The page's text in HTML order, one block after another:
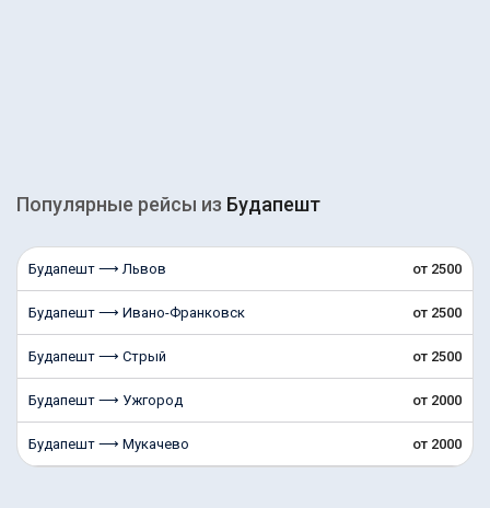
Популярные рейсы из Будапешт
Будапешт ⟶ Львов от 2500
Будапешт ⟶ Ивано-Франковск от 2500
Будапешт ⟶ Стрый от 2500
Будапешт ⟶ Ужгород от 2000
Будапешт ⟶ Мукачево от 2000